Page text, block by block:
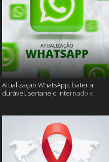
Atualização WhatsApp, bateria
durável, sertanejo internado e